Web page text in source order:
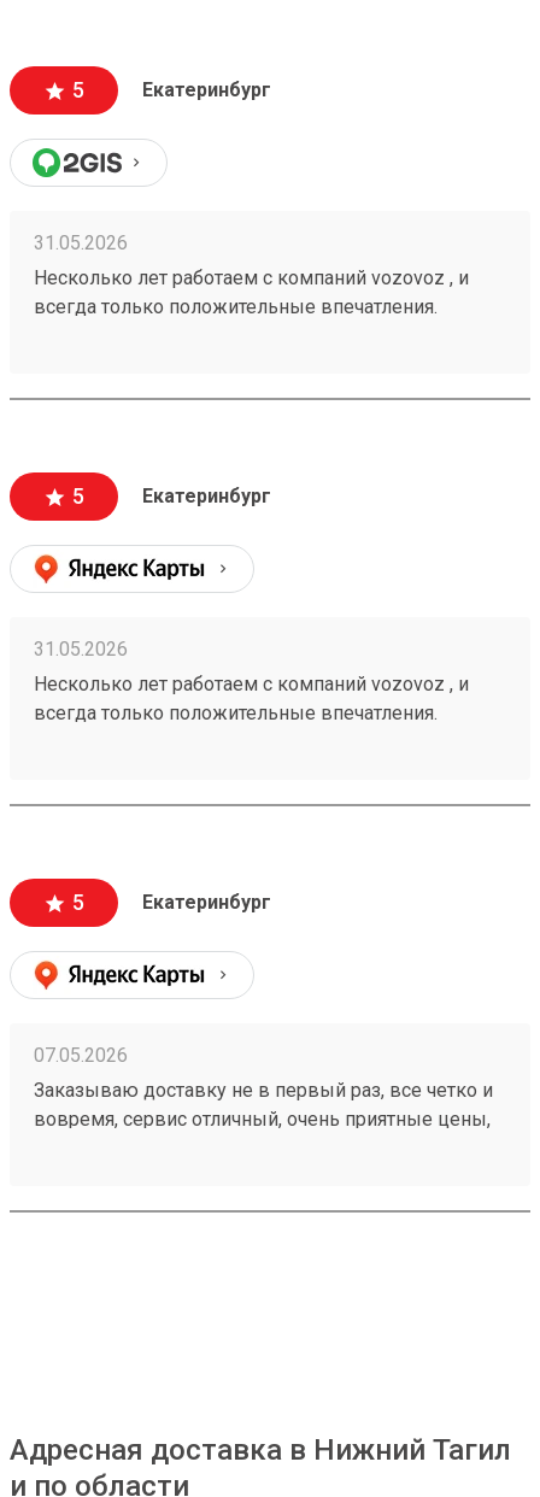
5 Екатеринбург
31.05.2026
Несколько лет работаем с компаний vozovoz , и
всегда только положительные впечатления.
можно посмотреть всю интересующую
сохранности , и сотрудники аккуратны при загрузке
, выгрузке 🙌🏻 Заказ 260502771
5 Екатеринбург
31.05.2026
Несколько лет работаем с компаний vozovoz , и
всегда только положительные впечатления.
можно посмотреть всю интересующую
сохранности , и сотрудники аккуратны при загрузке
, выгрузке 🙌🏻 Заказ 260502771
5 Екатеринбург
07.05.2026
Заказываю доставку не в первый раз, все четко и
вовремя, сервис отличный, очень приятные цены,
Адресная доставка в Нижний Тагил
и по области